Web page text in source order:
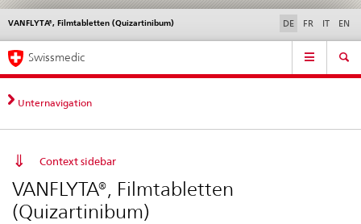
Direktnavigation
News,
Rechtsgrundlagen,
Kontakt
News & Updates Kontakt | Support & Hilfe
VANFLYTA®, Filmtabletten (Quizartinibum)
Sprachwahl DE FR IT EN
Service
Hauptnavigation
Swissmedic
Unternavigation
Context sidebar
VANFLYTA®, Filmtabletten
(Quizartinibum)